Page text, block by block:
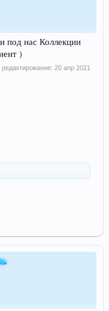
под нас Коллекции
)
20 апр 2021